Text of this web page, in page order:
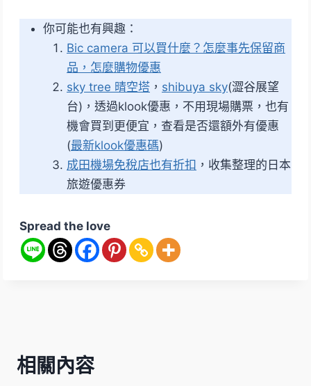
你可能也有興趣：
Bic camera 可以買什麼？怎麼事先保留商
品，怎麼購物優惠
sky tree 晴空塔 ， shibuya sky(澀谷展望
台)，透過klook優惠，不用現場購票，也有
機會買到更便宜，查看是否還額外有優惠
(最新klook優惠碼)
成田機場免稅店也有折扣 ，收集整理的日本
旅遊優惠券
Spread the love
相關內容